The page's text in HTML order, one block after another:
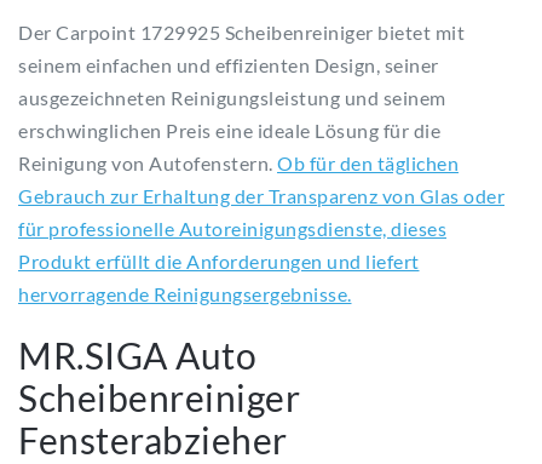
Der Carpoint 1729925 Scheibenreiniger bietet mit
seinem einfachen und effizienten Design, seiner
ausgezeichneten Reinigungsleistung und seinem
erschwinglichen Preis eine ideale Lösung für die
Reinigung von Autofenstern. Ob für den täglichen
Gebrauch zur Erhaltung der Transparenz von Glas oder
für professionelle Autoreinigungsdienste, dieses
Produkt erfüllt die Anforderungen und liefert
hervorragende Reinigungsergebnisse.
MR.SIGA Auto
Scheibenreiniger
Fensterabzieher